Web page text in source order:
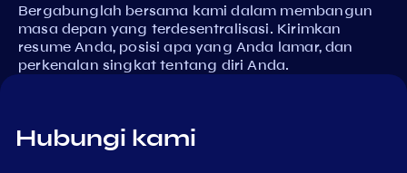
Bergabunglah bersama kami dalam membangun
masa depan yang terdesentralisasi. Kirimkan
resume Anda, posisi apa yang Anda lamar, dan
perkenalan singkat tentang diri Anda.
Hubungi kami